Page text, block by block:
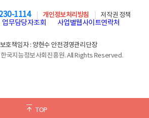
TOP
1114 개인정보처리방침
저작권 정책
업무담당자조회 사업별웹사이트연락처
호책임자 : 양현수 안전경영관리단장
국지능정보사회진흥원. All Rights Reserved.